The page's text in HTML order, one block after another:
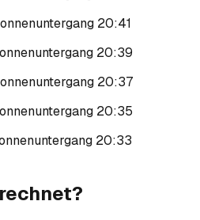
20:41
20:39
20:37
20:35
20:33